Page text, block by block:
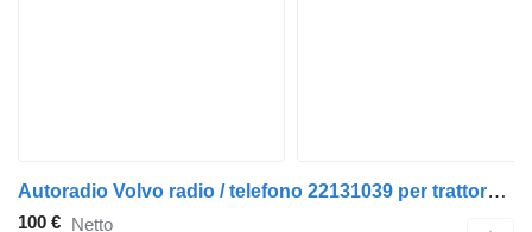
Autoradio Volvo radio / telefono 22131039 per trattore stradale Volvo FH
100 € Netto